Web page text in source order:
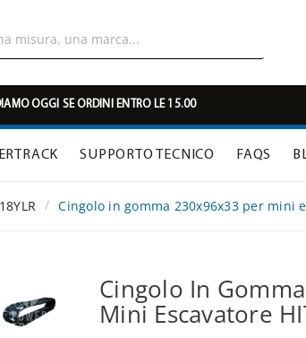
OGGI SE ORDINI ENTRO LE 15.00
SUPPORTO TECNICO FAQS
Cingolo in gomma 230x96x33 per mini
Cingolo In
Mini Escavatore